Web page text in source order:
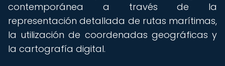
contemporánea a través de la
representación detallada de rutas marítimas,
la utilización de coordenadas geográficas y
la cartografía digital.